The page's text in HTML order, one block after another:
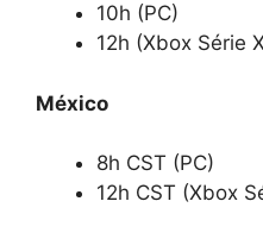
10h (PC)
12h (Xbox Série
México
8h CST (PC)
12h CST (Xbox